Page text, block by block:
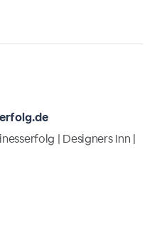
| Designers Inn |